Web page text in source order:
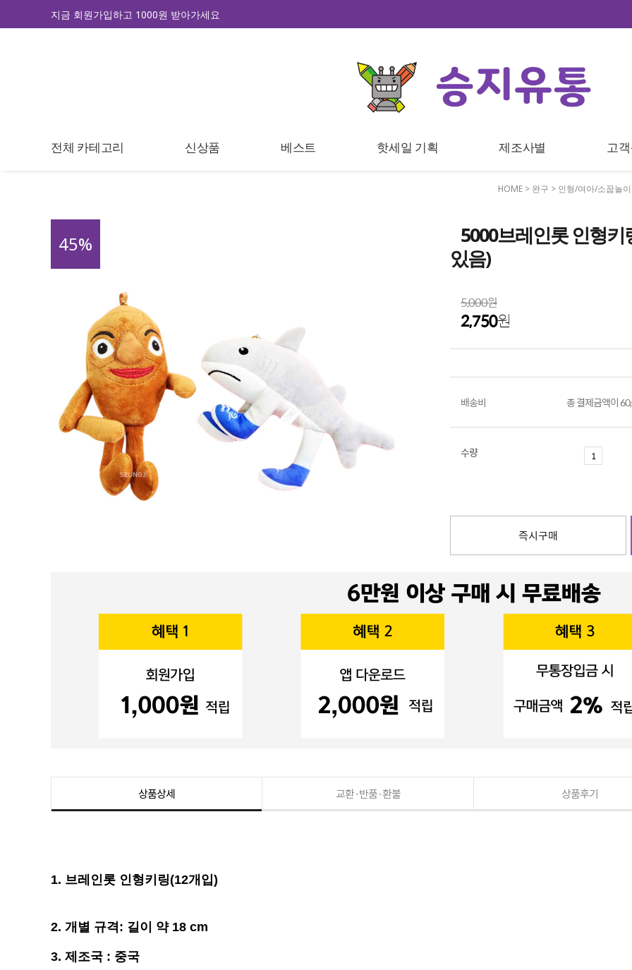
지금 회원가입하고 1000원 받아가세요
전체 카테고리 신상품 베스트 핫세일 기획 제조사별 고
HOME > 완구 > 인형/여아/소꿉놀이
45%
5000브레인롯 인형
있음)
5,000원
2,750원
배송비 총 결제금액이
수량
즉시구매
상품상세 교환·반품·환불 상품후기
1. 브레인롯 인형키링(12개입)
2. 개별 규격: 길이 약 18 cm
3. 제조국 : 중국